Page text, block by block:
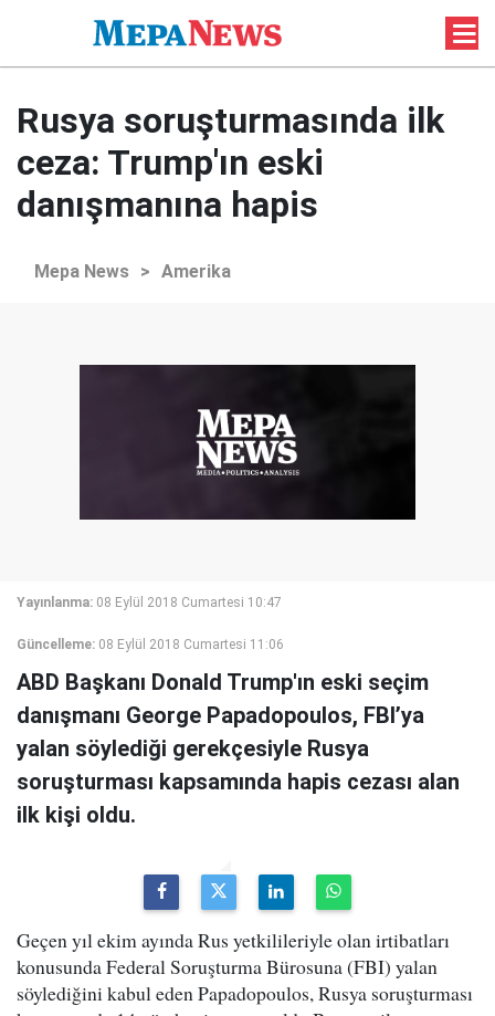
Rusya soruşturmasında ilk
ceza: Trump'ın eski
danışmanına hapis
Mepa News > Amerika
Yayınlanma: 08 Eylül 2018 Cumartesi 10:47
Güncelleme: 08 Eylül 2018 Cumartesi 11:06
ABD Başkanı Donald Trump'ın eski seçim
danışmanı George Papadopoulos, FBI’ya
yalan söylediği gerekçesiyle Rusya
soruşturması kapsamında hapis cezası alan
ilk kişi oldu.
Geçen yıl ekim ayında Rus yetkilileriyle olan irtibatları
konusunda Federal Soruşturma Bürosuna (FBI) yalan
söylediğini kabul eden Papadopoulos, Rusya soruşturması